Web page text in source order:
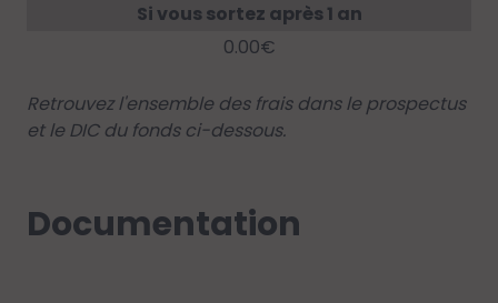
Si vous sortez après 1 an
0.00€
Retrouvez l'ensemble des frais dans le prospectus
et le DIC du fonds ci-dessous.
Documentation